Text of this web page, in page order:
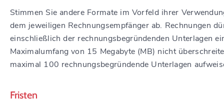
Stimmen Sie andere Formate im Vorfeld ihrer
dem jeweiligen Rechnungsempfänger ab. Rechnungen
einschließlich der rechnungsbegründenden Unterlagen
Maximalumfang von 15 Megabyte (MB) nicht
maximal 100 rechnungsbegründende Unterlagen
Fristen